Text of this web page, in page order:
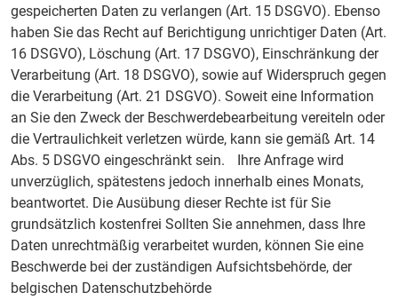
gespeicherten Daten zu verlangen (Art. 15 DSGVO). Ebenso
haben Sie das Recht auf Berichtigung unrichtiger Daten (Art.
16 DSGVO), Löschung (Art. 17 DSGVO), Einschränkung der
Verarbeitung (Art. 18 DSGVO), sowie auf Widerspruch gegen
die Verarbeitung (Art. 21 DSGVO). Soweit eine Information
an Sie den Zweck der Beschwerdebearbeitung vereiteln oder
die Vertraulichkeit verletzen würde, kann sie gemäß Art. 14
Abs. 5 DSGVO eingeschränkt sein. Ihre Anfrage wird
unverzüglich, spätestens jedoch innerhalb eines Monats,
beantwortet. Die Ausübung dieser Rechte ist für Sie
grundsätzlich kostenfrei Sollten Sie annehmen, dass Ihre
Daten unrechtmäßig verarbeitet wurden, können Sie eine
Beschwerde bei der zuständigen Aufsichtsbehörde, der
belgischen Datenschutzbehörde